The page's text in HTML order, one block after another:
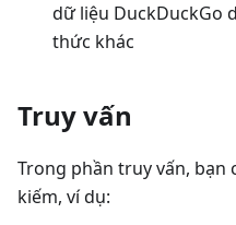
dữ liệu DuckDuckGo
thức khác
Truy vấn
Trong phần truy vấn, bạn
kiếm, ví dụ: